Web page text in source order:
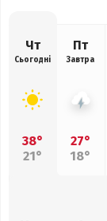
Чт
Сьогодні
38°
21°
Пт
Завтра
27°
18°